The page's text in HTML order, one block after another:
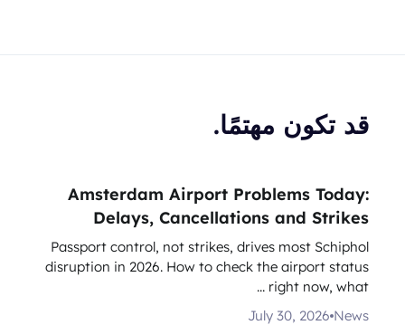
قد تكون مهتمًا.
Amsterdam Airport Problems Today:
Delays, Cancellations and Strikes
Passport control, not strikes, drives most Schiphol
disruption in 2026. How to check the airport status
right now, what ...
News
July 30, 2026